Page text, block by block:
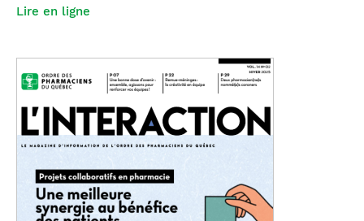
Lire en ligne